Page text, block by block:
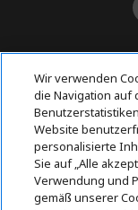
Kostenloser
Wir verwenden
die Navigation auf
Website
personalisierte
Sie auf „Alle
Verwendung und
gemäß unserer